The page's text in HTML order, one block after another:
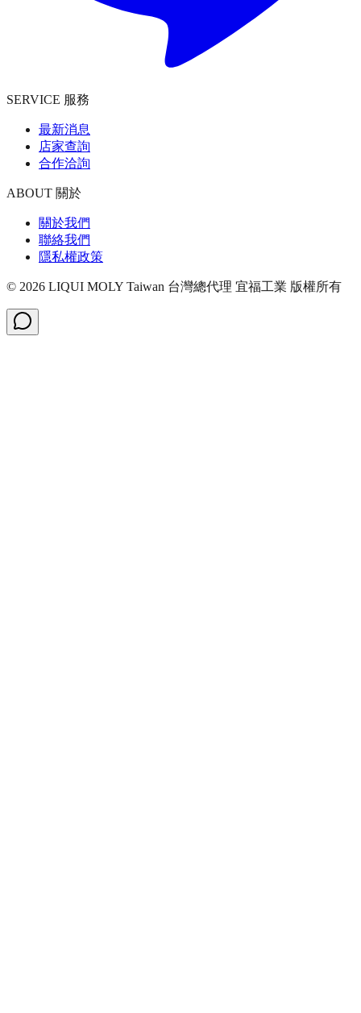
SERVICE 服務
最新消息
店家查詢
合作洽詢
ABOUT 關於
關於我們
聯絡我們
隱私權政策
© 2026 LIQUI MOLY Taiwan 台灣總代理 宜福工業 版權所有